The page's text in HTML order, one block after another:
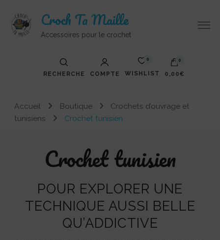
Croch Ta Maille
Accessoires pour le crochet
RECHERCHE COMPTE
0
WISHLIST
0
0,00€
Votre panier est vide.
Accueil Boutique
Crochets d’ouvrage et
tunisiens
Crochet tunisien
POUR EXPLORER UNE
TECHNIQUE AUSSI BELLE
QU’ADDICTIVE
Crochet tunisien